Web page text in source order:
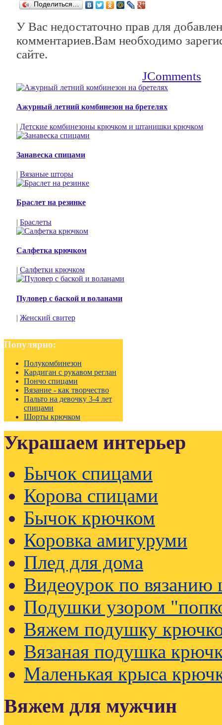
Поделиться…
У Вас недостаточно прав для
комментариев.Вам необходимо
сайте.
JComments
Ажурный летний комбинезон на бретелях
| Детские комбинезоны крючком и штанишки крючком
Занавеска спицами
| Вязаные шторы
Браслет на резинке
| Браслеты
Салфетка крючком
| Салфетки крючком
Пуловер с баской и воланами
| Женский свитер
Популярно:
Полукомбинезон
Кардиган с рукавом реглан
Пончо спицами
Вязание - как творчество
Пальто на девочку 3-4 лет
спицами
Шорты крючком
Украшаем интерьер
Бычок спицами
Корова спицами
Бычок крючком
Коровка амигуруми
Плед для дома
Видеоурок по
Подушки узором
Вяжем подушку
Вязаная подушка
Маленькая крыса
Вяжем для мужчин